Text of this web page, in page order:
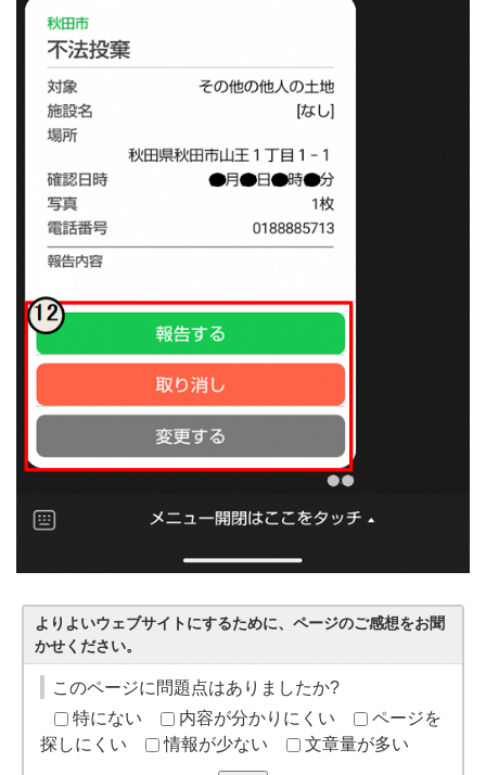
よりよいウェブサイトにするために、ページのご感想をお聞
かせください。
このページに問題点はありましたか?
特にない
内容が分かりにくい
ページを
探しにくい
情報が少ない 文章量が多い